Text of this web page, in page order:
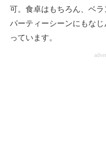
可。食卓はもちろん、ベラ
パーティーシーンにもな
っています。